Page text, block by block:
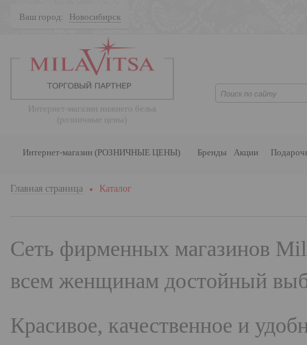
Ваш город: Новосибирск
Интернет-магазин нижнего белья
(розничные цены)
Интернет-магазин (РОЗНИЧНЫЕ ЦЕНЫ) Бренды Акции
Главная страница Каталог
Сеть фирменных магазинов
всем женщинам достойный
Красивое, качественное и